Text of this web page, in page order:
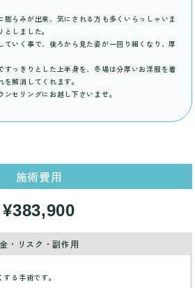
膨らみが出来、気にされる方も多くいらっしゃいま
しました。
ていく事で、後ろから見た姿が一回り細くなり、厚
すっきりとした上半身を、冬場は分厚いお洋服を着
解消してくれます。
セリングにお越し下さいませ。
施術費用
¥383,900
・リスク・副作用
る手術です。